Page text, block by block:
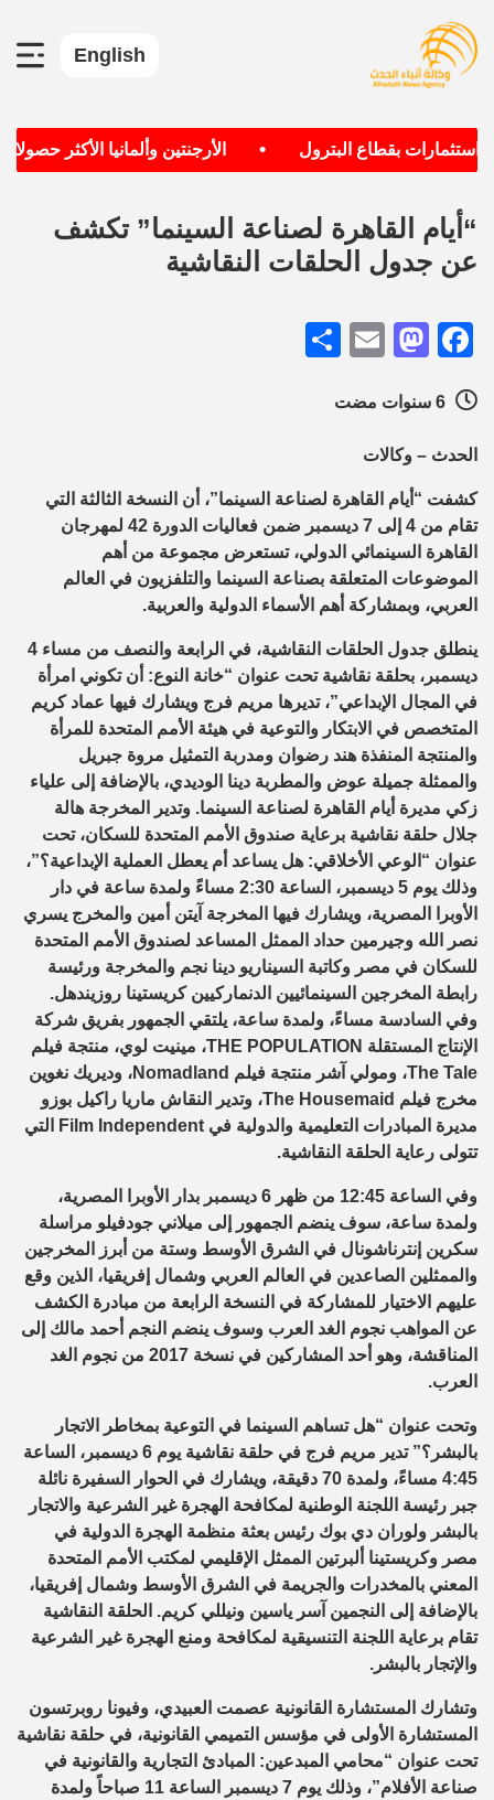
English
بقطاع البترول الأرجنتين وألمانيا الأكثر
“أيام القاهرة لصناعة السينما” تكشف
عن جدول الحلقات النقاشية
Facebook
Mastodon
Email
الحدث – وكالات
كشفت “أيام القاهرة لصناعة السينما”، أن النسخة الثالثة التي
تقام من 4 إلى 7 ديسمبر ضمن فعاليات الدورة 42 لمهرجان
القاهرة السينمائي الدولي، تستعرض مجموعة من أهم
الموضوعات المتعلقة بصناعة السينما والتلفزيون في العالم
العربي، وبمشاركة أهم الأسماء الدولية والعربية.
ينطلق جدول الحلقات النقاشية، في الرابعة والنصف من مساء 4
ديسمبر، بحلقة نقاشية تحت عنوان “خانة النوع: أن تكوني امرأة
في المجال الإبداعي”، تديرها مريم فرج ويشارك فيها عماد كريم
المتخصص في الابتكار والتوعية في هيئة الأمم المتحدة للمرأة
والمنتجة المنفذة هند رضوان ومدربة التمثيل مروة جبريل
والممثلة جميلة عوض والمطربة دينا الوديدي، بالإضافة إلى علياء
زكي مديرة أيام القاهرة لصناعة السينما. وتدير المخرجة هالة
جلال حلقة نقاشية برعاية صندوق الأمم المتحدة للسكان، تحت
عنوان “الوعي الأخلاقي: هل يساعد أم يعطل العملية الإبداعية؟”،
وذلك يوم 5 ديسمبر، الساعة 2:30 مساءً ولمدة ساعة في دار
الأوبرا المصرية، ويشارك فيها المخرجة آيتن أمين والمخرج يسري
نصر الله وجيرمين حداد الممثل المساعد لصندوق الأمم المتحدة
للسكان في مصر وكاتبة السيناريو دينا نجم والمخرجة ورئيسة
رابطة المخرجين السينمائيين الدنماركيين كريستينا روزيندهل.
وفي السادسة مساءً، ولمدة ساعة، يلتقي الجمهور بفريق شركة
الإنتاج المستقلة THE POPULATION، مينيت لوي، منتجة فيلم
The Tale، ومولي آشر منتجة فيلم Nomadland، وديريك نغوين
مخرج فيلم The Housemaid، وتدير النقاش ماريا راكيل بوزو
مديرة المبادرات التعليمية والدولية في Film Independent التي
تتولى رعاية الحلقة النقاشية.
وفي الساعة 12:45 من ظهر 6 ديسمبر بدار الأوبرا المصرية،
ولمدة ساعة، سوف ينضم الجمهور إلى ميلاني جودفيلو مراسلة
سكرين إنترناشونال في الشرق الأوسط وستة من أبرز المخرجين
والممثلين الصاعدين في العالم العربي وشمال إفريقيا، الذين وقع
عليهم الاختيار للمشاركة في النسخة الرابعة من مبادرة الكشف
عن المواهب نجوم الغد العرب وسوف ينضم النجم أحمد مالك إلى
المناقشة، وهو أحد المشاركين في نسخة 2017 من نجوم الغد
العرب.
وتحت عنوان “هل تساهم السينما في التوعية بمخاطر الاتجار
بالبشر؟” تدير مريم فرج في حلقة نقاشية يوم 6 ديسمبر، الساعة
4:45 مساءً، ولمدة 70 دقيقة، ويشارك في الحوار السفيرة نائلة
جبر رئيسة اللجنة الوطنية لمكافحة الهجرة غير الشرعية والاتجار
بالبشر ولوران دي بوك رئيس بعثة منظمة الهجرة الدولية في
مصر وكريستينا ألبرتين الممثل الإقليمي لمكتب الأمم المتحدة
المعني بالمخدرات والجريمة في الشرق الأوسط وشمال إفريقيا،
بالإضافة إلى النجمين آسر ياسين ونيللي كريم. الحلقة النقاشية
تقام برعاية اللجنة التنسيقية لمكافحة ومنع الهجرة غير الشرعية
والإتجار بالبشر.
وتشارك المستشارة القانونية عصمت العبيدي، وفيونا روبرتسون
المستشارة الأولى في مؤسس التميمي القانونية، في حلقة نقاشية
تحت عنوان “محامي المبدعين: المبادئ التجارية والقانونية في
صناعة الأفلام”، وذلك يوم 7 ديسمبر الساعة 11 صباحاً ولمدة